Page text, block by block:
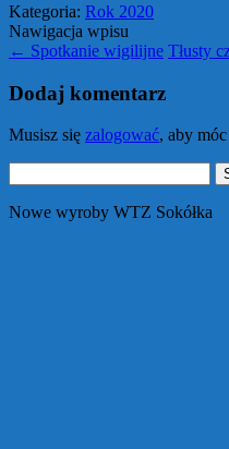
Kategoria: Rok 2020
Nawigacja wpisu
← Spotkanie wigilijne Tłusty
Dodaj komentarz
Musisz się zalogować, aby
Nowe wyroby WTZ Sokółka